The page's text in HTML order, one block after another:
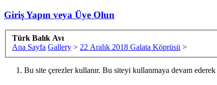
Giriş Yapın veya Üye Olun
Türk Balık Avı
Ana Sayfa Gallery > 22 Aralık 2018 Galata Köprüsü >
Bu site çerezler kullanır. Bu siteyi kullanmaya devam ederek